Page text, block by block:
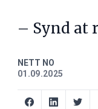
– Synd at
NETT NO
01.09.2025